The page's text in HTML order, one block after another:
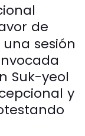
de
sesión
Suk-yeol
y